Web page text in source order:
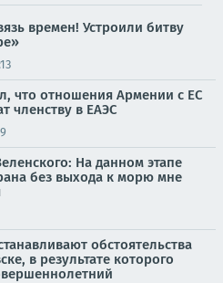
времен! Устроили битву
что отношения Армении с ЕС
членству в ЕАЭС
На данном этапе
без выхода к морю мне
обстоятельства
в результате которого